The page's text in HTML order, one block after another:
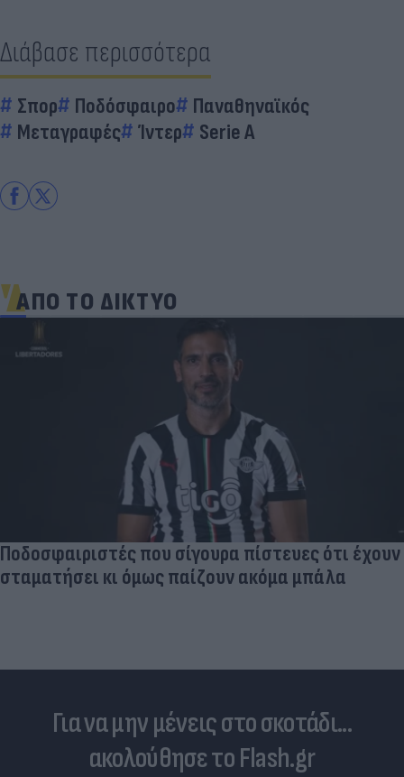
Διάβασε περισσότερα
Σπορ Ποδόσφαιρο
Παναθηναϊκός
Μεταγραφές
Ίντερ Serie A
ΑΠΟ ΤΟ ΔΙΚΤΥΟ
Ποδοσφαιριστές που σίγουρα πίστευες ότι έχουν
σταματήσει κι όμως παίζουν ακόμα μπάλα
Για να μην μένεις στο σκοτάδι...
ακολούθησε το Flash.gr